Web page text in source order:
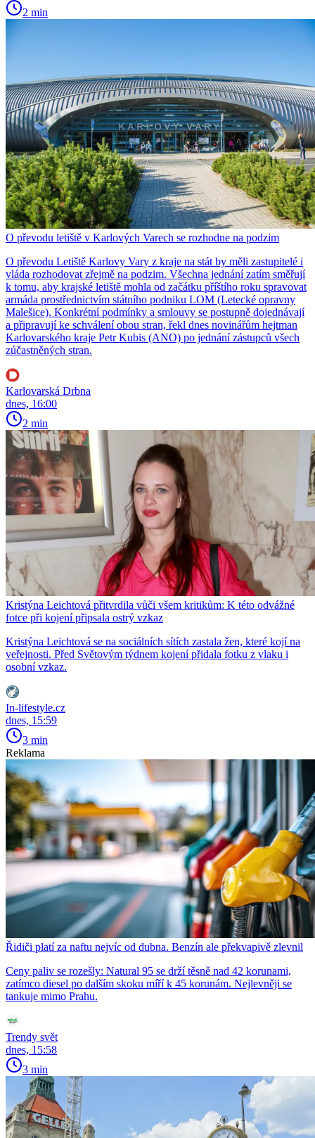
2 min
O převodu letiště v Karlových Varech se rozhodne na podzim
O převodu Letiště Karlovy Vary z kraje na stát by měli zastupitelé i
vláda rozhodovat zřejmě na podzim. Všechna jednání zatím směřují
k tomu, aby krajské letiště mohla od začátku příštího roku spravovat
armáda prostřednictvím státního podniku LOM (Letecké opravny
Malešice). Konkrétní podmínky a smlouvy se postupně dojednávají
a připravují ke schválení obou stran, řekl dnes novinářům hejtman
Karlovarského kraje Petr Kubis (ANO) po jednání zástupců všech
zúčastněných stran.
Karlovarská Drbna
dnes, 16:00
2 min
Kristýna Leichtová přitvrdila vůči všem kritikům: K této odvážné
fotce při kojení připsala ostrý vzkaz
Kristýna Leichtová se na sociálních sítích zastala žen, které kojí na
veřejnosti. Před Světovým týdnem kojení přidala fotku z vlaku i
osobní vzkaz.
In-lifestyle.cz
dnes, 15:59
3 min
Reklama
Řidiči platí za naftu nejvíc od dubna. Benzín ale překvapivě zlevnil
Ceny paliv se rozešly: Natural 95 se drží těsně nad 42 korunami,
zatímco diesel po dalším skoku míří k 45 korunám. Nejlevněji se
tankuje mimo Prahu.
Trendy svět
dnes, 15:58
3 min